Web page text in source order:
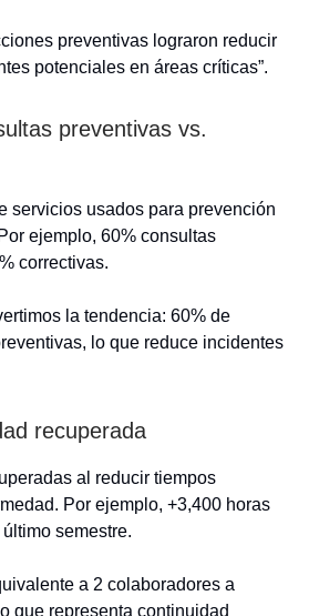
preventivas lograron reducir
potenciales en áreas críticas”.
preventivas vs.
servicios usados para prevención
ejemplo, 60% consultas
correctivas.
la tendencia: 60% de
lo que reduce incidentes
recuperada
al reducir tiempos
Por ejemplo, +3,400 horas
semestre.
a 2 colaboradores a
que representa continuidad